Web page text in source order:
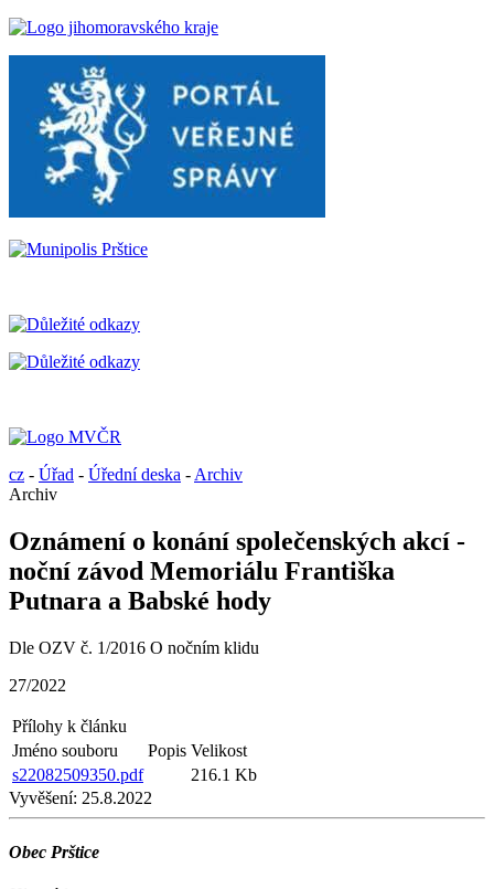
cz - Úřad - Úřední deska - Archiv
Archiv
Oznámení o konání společenských akcí -
noční závod Memoriálu Františka
Putnara a Babské hody
Dle OZV č. 1/2016 O nočním klidu
27/2022
Přílohy k článku
Jméno souboru
Popis Velikost
s22082509350.pdf
216.1 Kb
Vyvěšení: 25.8.2022
Obec Prštice